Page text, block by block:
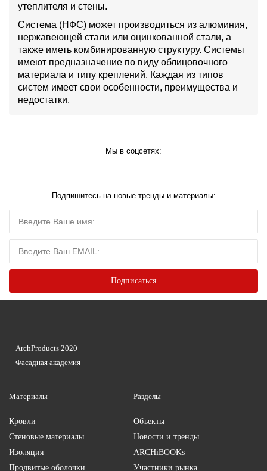
утеплителя и стены.
Система (НФС) может производиться из алюминия,
нержавеющей стали или оцинкованной стали, а
также иметь комбинированную структуру. Системы
имеют предназначение по виду облицовочного
материала и типу креплений. Каждая из типов
систем имеет свои особенности, преимущества и
недостатки.
Мы в соцсетях:
Подпишитесь на новые тренды и материалы:
Материалы
Кровли
Стеновые материалы
Изоляция
Продвитые оболочки
Разделы
Объекты
Новости и тренды
ARCHiBOOKs
Участники рынка
ArchProducts 2020
Фасадная академия